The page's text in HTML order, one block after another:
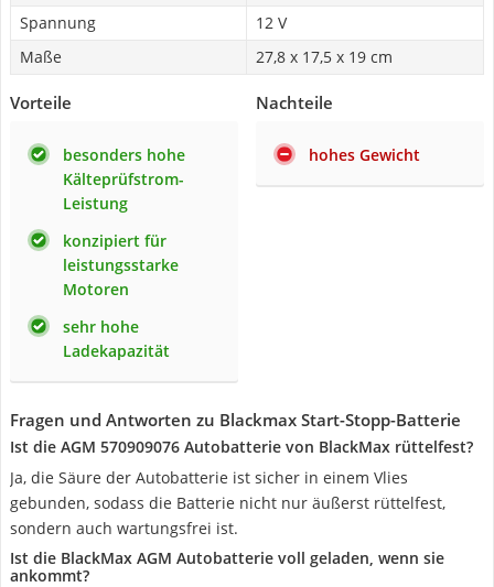
Spannung
12 V
Maße
27,8 x 17,5 x 19 cm
Vorteile
besonders hohe
Kälteprüfstrom-
Leistung
konzipiert für
leistungsstarke
Motoren
sehr hohe
Ladekapazität
Nachteile
hohes Gewicht
Fragen und Antworten zu Blackmax Start-Stopp-Batterie
Ist die AGM 570909076 Autobatterie von BlackMax rüttelfest?
Ja, die Säure der Autobatterie ist sicher in einem Vlies
gebunden, sodass die Batterie nicht nur äußerst rüttelfest,
sondern auch wartungsfrei ist.
Ist die BlackMax AGM Autobatterie voll geladen, wenn sie
ankommt?